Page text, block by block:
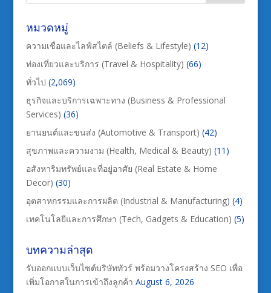
หมวดหมู่
ความเชื่อและไลฟ์สไตล์ (Beliefs & Lifestyle) (12)
ท่องเที่ยวและบริการ (Travel & Hospitality) (66)
ทั่วไป (2,069)
ธุรกิจและบริการเฉพาะทาง (Business & Professional
Services) (36)
ยานยนต์และขนส่ง (Automotive & Transport) (42)
สุขภาพและความงาม (Health, Medical & Beauty) (11)
อสังหาริมทรัพย์และที่อยู่อาศัย (Real Estate & Home
Decor) (30)
อุตสาหกรรมและการผลิต (Industrial & Manufacturing) (4)
เทคโนโลยีและการศึกษา (Tech, Gadgets & Education) (5)
บทความล่าสุด
รับออกแบบเว็บไซต์บริษัททัวร์ พร้อมวางโครงสร้าง SEO เพื่อ
เพิ่มโอกาสในการเข้าถึงลูกค้า August 6, 2026